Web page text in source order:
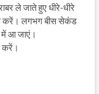
ले जाते हुए धीरे-धीरे
करें। लगभग बीस सेकंड
में आ जाएं।
करें।